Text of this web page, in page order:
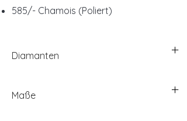
585/- Chamois (Poliert)
Diamanten
Maße